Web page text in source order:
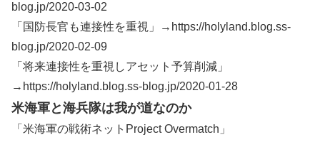
blog.jp/2020-03-02
「国防長官も連接性を重視」→https://holyland.blog.ss-
blog.jp/2020-02-09
「将来連接性を重視しアセット予算削減」
→https://holyland.blog.ss-blog.jp/2020-01-28
米海軍と海兵隊は我が道なのか
「米海軍の戦術ネットProject Overmatch」